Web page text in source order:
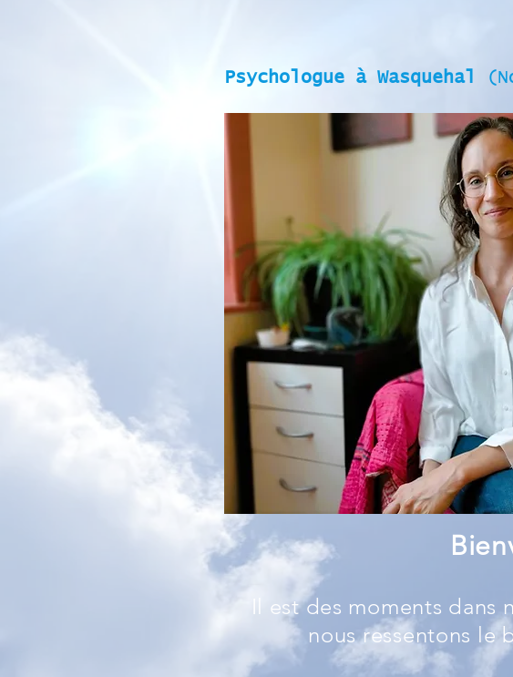
Psychologue à Wasquehal
Il est des moments
nous ressentons le